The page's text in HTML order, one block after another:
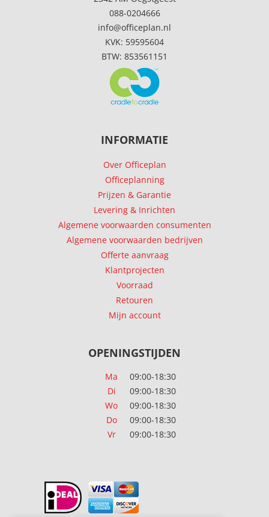
088-0204666
info@officeplan.nl
KVK: 59595604
BTW: 853561151
INFORMATIE
Over Officeplan
Officeplanning
Prijzen & Garantie
Levering & Inrichten
Algemene voorwaarden consumenten
Algemene voorwaarden bedrijven
Offerte aanvraag
Klantprojecten
Voorraad
Retouren
Mijn account
OPENINGSTIJDEN
Ma
09:00-18:30
Di
09:00-18:30
Wo
09:00-18:30
Do
09:00-18:30
Vr
09:00-18:30